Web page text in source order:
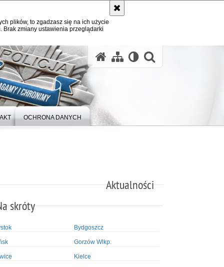
plików, to zgadzasz się na ich użycie
zmiany ustawienia przeglądarki
OCHRONA DANYCH
Aktualności
skróty
Bydgoszcz
Gorzów Wlkp.
Kielce